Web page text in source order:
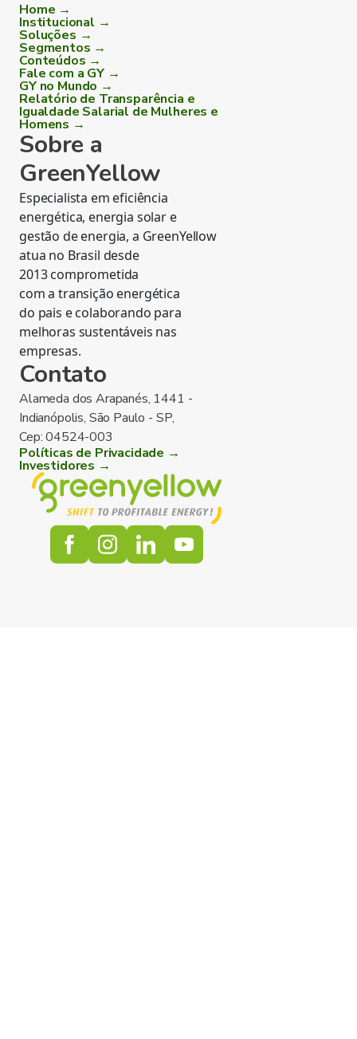
Home →
Institucional →
Soluções →
Segmentos →
Conteúdos →
Fale com a GY →
GY no Mundo →
Relatório de Transparência e
Igualdade Salarial de Mulheres e
Homens →
Sobre a
GreenYellow
Especialista em eficiência
energética, energia solar e
gestão de energia, a GreenYellow
atua no Brasil desde
2013 comprometida
com a transição energética
do pais e colaborando para
melhoras sustentáveis nas
empresas.
Contato
Alameda dos Arapanés, 1441 -
Indianópolis, São Paulo - SP,
Cep: 04524-003
Políticas de Privacidade →
Investidores →